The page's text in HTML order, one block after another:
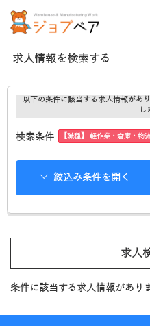
求人情報を検索する
以下の条件に該当する求人情報があ
し
検索条件 【職種】 軽作業・倉庫・物
絞込み条件を開く
求人
条件に該当する求人情報があり